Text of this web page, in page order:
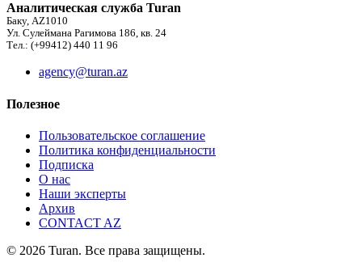
Аналитическая служба Turan
Баку, AZ1010
Ул. Сулеймана Рагимова 186, кв. 24
Тел.: (+99412) 440 11 96
agency@turan.az
Полезное
Пользовательское соглашение
Политика конфиденциальности
Подписка
О нас
Наши эксперты
Архив
CONTACT AZ
© 2026 Turan. Все права защищены.